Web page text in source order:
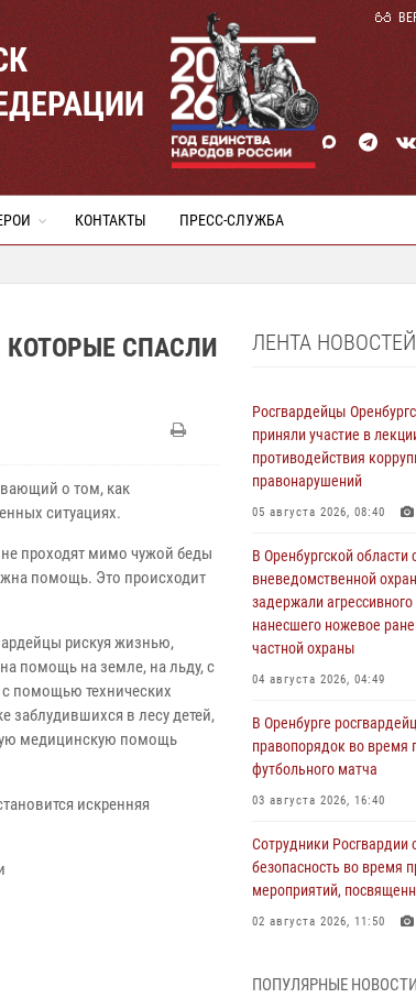
КОНТАКТЫ ПРЕСС-СЛУЖБА
СПАСЛИ
о том, как
ситуациях.
проходят мимо чужой беды
помощь. Это происходит
рискуя жизнью,
помощь на земле, на льду, с
помощью технических
заблудившихся в лесу детей,
медицинскую помощь
искренняя
ЛЕНТА НОВОСТЕЙ
Росгвардейцы
приняли участие в
противодействия
правонарушений
05 августа 2026, 08:40
В Оренбургской области
вневедомственной
задержали
нанесшего ножевое
частной охраны
04 августа 2026, 04:49
В Оренбурге
правопорядок во время
футбольного матча
03 августа 2026, 16:40
Сотрудники Росгвардии
безопасность во время
мероприятий,
02 августа 2026, 11:50
гражданами по вопросу
ПОПУЛЯРНЫЕ НОВОСТИ